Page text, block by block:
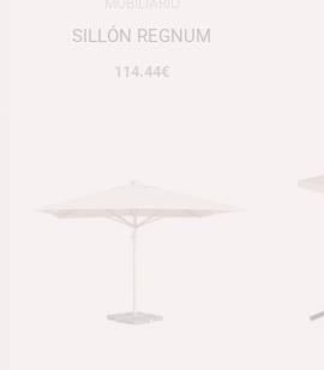
SILLÓN REGNUM
114.44€